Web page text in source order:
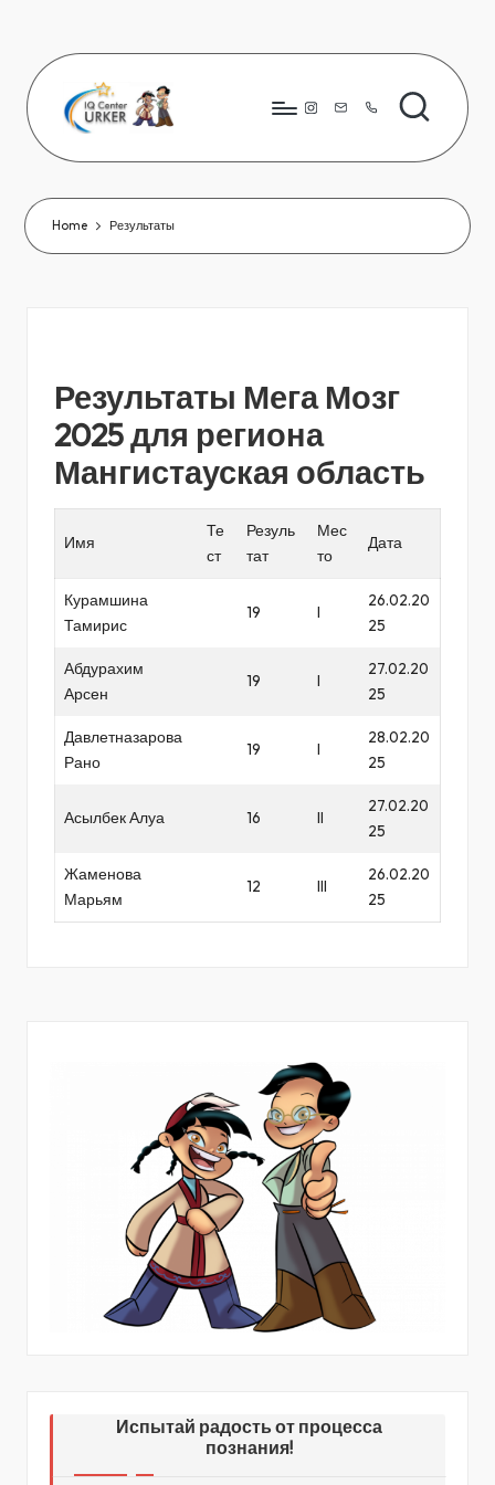
content
Instagram8776
80
Home Результаты
Результаты Мега Мозг
2025 для региона
Мангистауская область‎‎‎
Имя
Те
ст
Резуль
тат
Мес
то
Дата
Курамшина
Тамирис
19 I
26.02.20
25
Абдурахим
Арсен
19 I
27.02.20
25
Давлетназарова
Рано
19 I
28.02.20
25
Асылбек Алуа 16 II
27.02.20
25
Жаменова
Марьям
12 III
26.02.20
25
Испытай радость от процесса
познания!